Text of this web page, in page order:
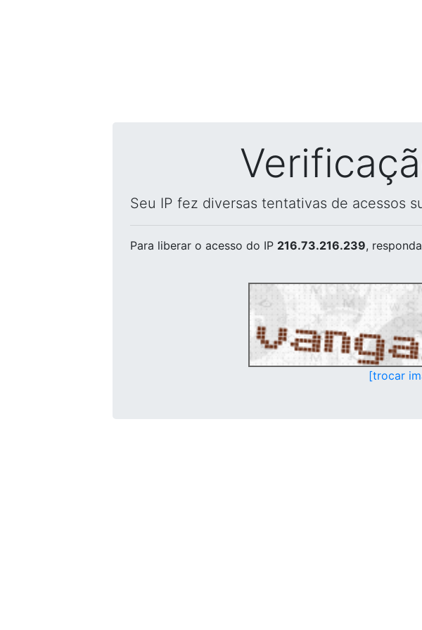
Seu IP fez diversas tentativas de acessos
Para liberar o acesso do IP 216.73.216.239,
[trocar